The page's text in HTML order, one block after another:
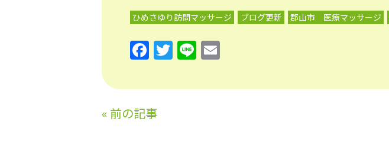
ひめさゆり訪問マッサージ ブログ更新 郡山市 医療マッサージ
F
a
c
e
b
T
w
itt
Li
n
e ai
« 前の記事